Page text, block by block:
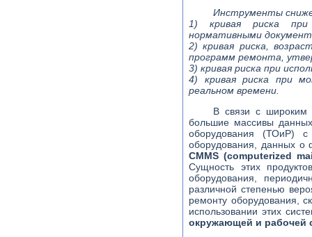
Инструменты
1) кривая риска при
нормативными
2) кривая риска,
программ ремонта,
3) кривая риска при
4) кривая риска при
реальном времени.
В связи с широким
большие массивы
оборудования (ТОиР) с
оборудования, данных о
CMMS (computerized
Сущность этих
оборудования,
различной степенью
ремонту оборудования,
использовании этих
окружающей и рабочей